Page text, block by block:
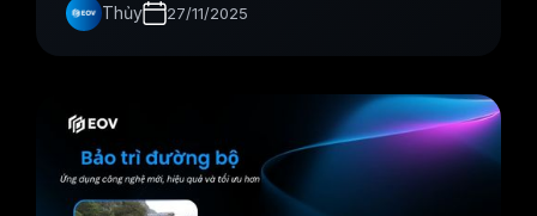
Thủy 27/11/2025